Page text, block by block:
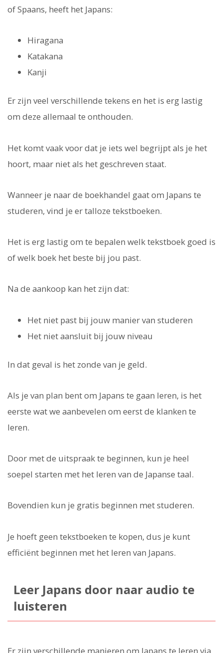
of Spaans, heeft het Japans:
Hiragana
Katakana
Kanji
Er zijn veel verschillende tekens en het is erg lastig
om deze allemaal te onthouden.
Het komt vaak voor dat je iets wel begrijpt als je het
hoort, maar niet als het geschreven staat.
Wanneer je naar de boekhandel gaat om Japans te
studeren, vind je er talloze tekstboeken.
Het is erg lastig om te bepalen welk tekstboek goed is
of welk boek het beste bij jou past.
Na de aankoop kan het zijn dat:
Het niet past bij jouw manier van studeren
Het niet aansluit bij jouw niveau
In dat geval is het zonde van je geld.
Als je van plan bent om Japans te gaan leren, is het
eerste wat we aanbevelen om eerst de klanken te
leren.
Door met de uitspraak te beginnen, kun je heel
soepel starten met het leren van de Japanse taal.
Bovendien kun je gratis beginnen met studeren.
Je hoeft geen tekstboeken te kopen, dus je kunt
efficiënt beginnen met het leren van Japans.
Leer Japans door naar audio te
luisteren
Er zijn verschillende manieren om Japans te leren via